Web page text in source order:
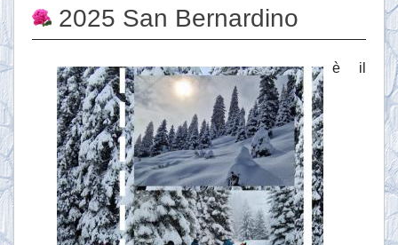
Servizi
Ordinazioni
2025 San Bernardino
è il